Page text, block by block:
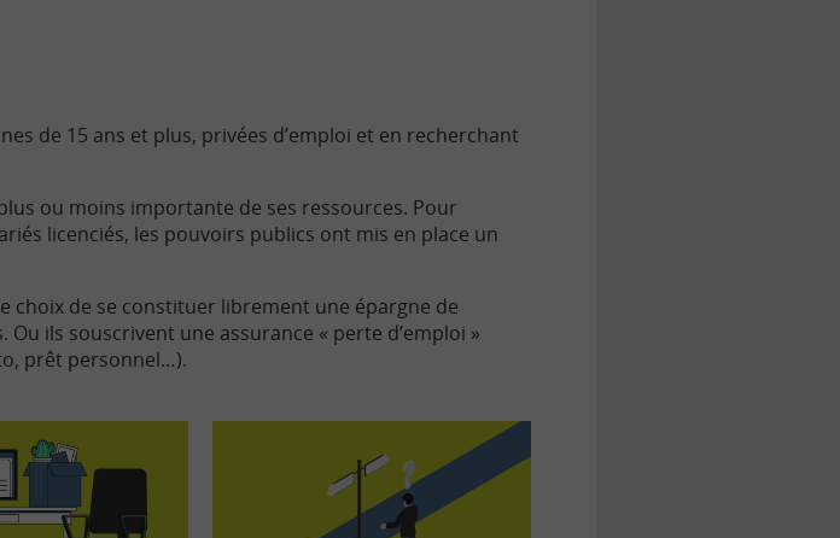
de 15 ans et plus, privées d’emploi et en recherchant
ou moins importante de ses ressources. Pour
licenciés, les pouvoirs publics ont mis en place un
choix de se constituer librement une épargne de
ils souscrivent une assurance « perte d’emploi »
prêt personnel…).